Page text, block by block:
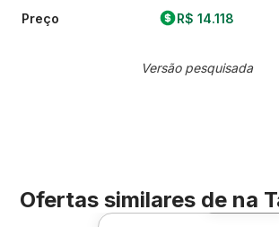
Preço R$ 14.118
Versão pesquisada
Ofertas similares de na
Foto